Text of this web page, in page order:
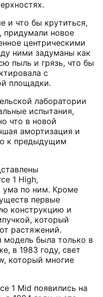
и что бы крутиться,
придумали новое
центрическими
ними задуманы как
пыль и грязь, что бы
с
площадки.
лаборатории
испытания,
что в новой
амортизация и
к предыдущим
1 High,
ума по ним. Кроме
первые
конструкцию и
который
растяжений.
была только в
в 1983 году, свет
который многие
1 Mid появились на